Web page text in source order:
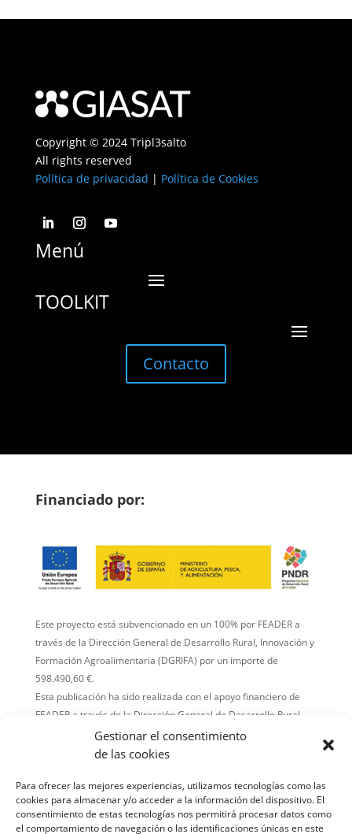
Gestionar el consentimiento
de las cookies
Para ofrecer las mejores experiencias, utilizamos tecnologías como las
cookies para almacenar y/o acceder a la información del dispositivo. El
consentimiento de estas tecnologías nos permitirá procesar datos como
el comportamiento de navegación o las identificaciones únicas en este
Copyright © 2024 Tripl3salto
All rights reserved
Política de privacidad | Política de Cookies
Menú
TOOLKIT
Contacto
Financiado por:
Este proyecto está subvencionado en un 100% por FEADER a
través de la Dirección General de Desarrollo Rural, Innovación y
Formación Agroalimentaria (DGRIFA) por un importe de
598.490,60 €.
Esta publicación ha sido realizada con el apoyo financiero de
FEADER a través de la Dirección General de Desarrollo Rural,
Innovación y Formación Agroalimentaria (DGRIFA).
El contenido de la publicación es responsabilidad exclusiva de
financiador.
Comisión Europea